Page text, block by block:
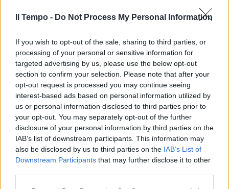
Il Tempo - Do Not Process My Personal Information
If you wish to opt-out of the sale, sharing to third parties, or
processing of your personal or sensitive information for
targeted advertising by us, please use the below opt-out
section to confirm your selection. Please note that after your
opt-out request is processed you may continue seeing
interest-based ads based on personal information utilized by
us or personal information disclosed to third parties prior to
your opt-out. You may separately opt-out of the further
disclosure of your personal information by third parties on the
IAB’s list of downstream participants. This information may
also be disclosed by us to third parties on the IAB’s List of
Downstream Participants that may further disclose it to other